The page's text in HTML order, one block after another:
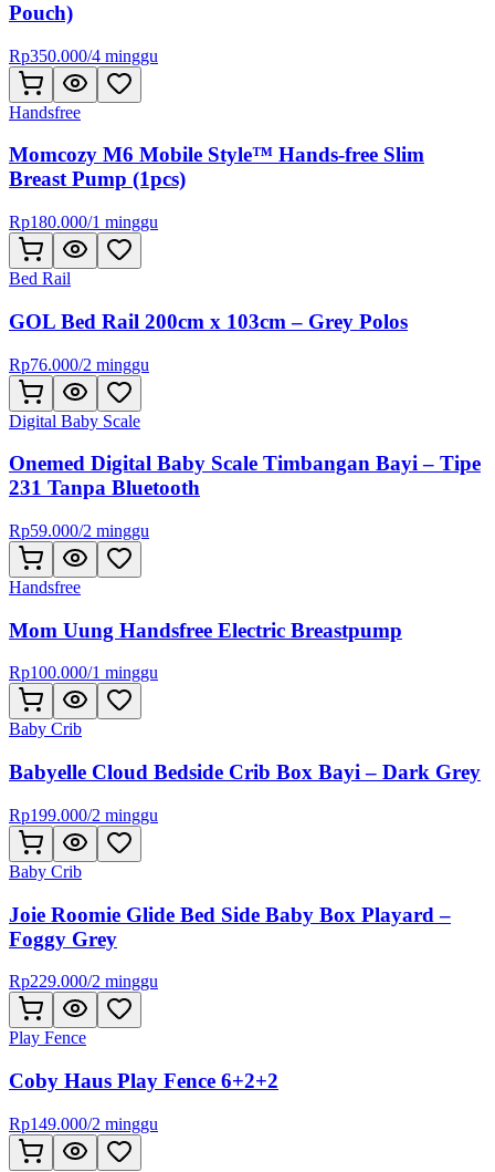
Pouch)
Rp350.000/4 minggu
Handsfree
Momcozy M6 Mobile Style™ Hands-free Slim
Breast Pump (1pcs)
Rp180.000/1 minggu
Bed Rail
GOL Bed Rail 200cm x 103cm – Grey Polos
Rp76.000/2 minggu
Digital Baby Scale
Onemed Digital Baby Scale Timbangan Bayi – Tipe
231 Tanpa Bluetooth
Rp59.000/2 minggu
Handsfree
Mom Uung Handsfree Electric Breastpump
Rp100.000/1 minggu
Baby Crib
Babyelle Cloud Bedside Crib Box Bayi – Dark Grey
Rp199.000/2 minggu
Baby Crib
Joie Roomie Glide Bed Side Baby Box Playard –
Foggy Grey
Rp229.000/2 minggu
Play Fence
Coby Haus Play Fence 6+2+2
Rp149.000/2 minggu